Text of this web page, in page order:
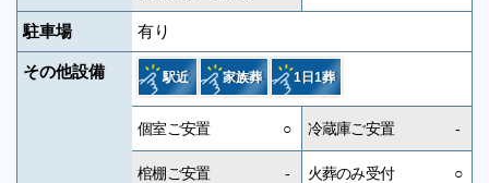
駐車場 有り
その他設備 駅近 家族葬 1日1葬
個室ご安置 ○ 冷蔵庫ご安置 -
棺棚ご安置 - 火葬のみ受付 ○